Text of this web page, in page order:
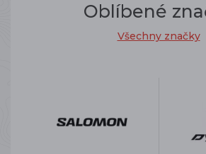
Oblíbené
Všechny značky